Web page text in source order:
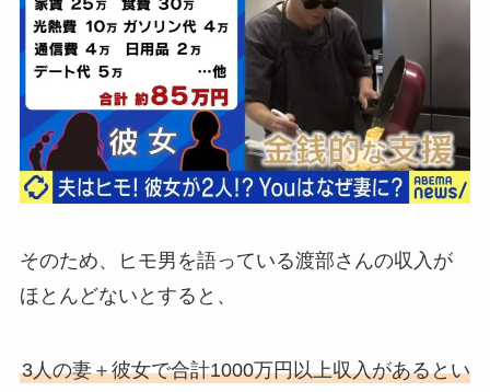
そのため、ヒモ男を語っている渡部さんの収入が
ほとんどないとすると、
3人の妻＋彼女で合計1000万円以上収入があるとい